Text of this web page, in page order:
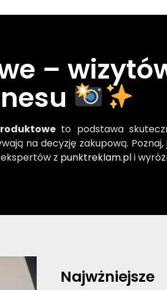
–
to podstawa
na decyzję zakupową.
z punktreklam.pli
Najwżniejsze